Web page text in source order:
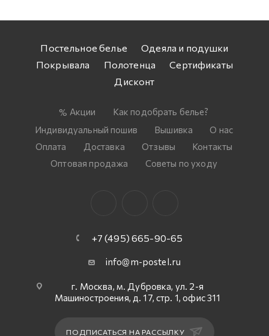
Постельное белье
Одеяла и подушки
Покрывала
Полотенца
Сертификаты
Дисконт
Акции
Как подобрать белье?
Индивидуальный пошив
Вышивка
О нас
Оплата
Доставка Отзывы
Контакты
Оптовая продажа
Советы по уходу
+7 (495) 665-90-65
info@m-postel.ru
г. Москва, м. Дубровка, ул. 2-я
Машиностроения, д. 17, стр. 1, офис 311
ПОДПИСАТЬСЯ НА РАССЫЛКУ